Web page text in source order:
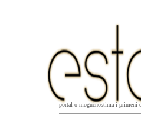
portal o mogućnostima i primeni